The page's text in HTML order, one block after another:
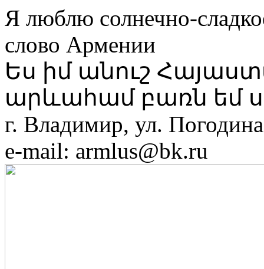
Я люблю солнечно-
слово Армении
Ես իմ անուշ
արևահամ բառն եմ
г. Владимир, ул.
e-mail: armlus@bk.ru